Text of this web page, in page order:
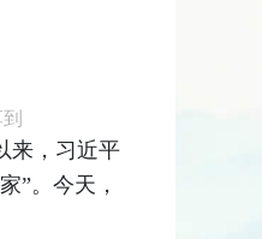
来，习近平
”。今天，